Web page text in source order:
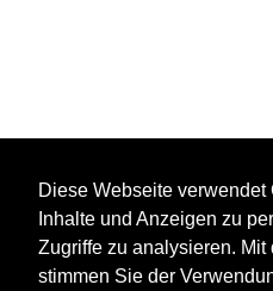
Diese Webseite verwendet
Inhalte und Anzeigen zu
Zugriffe zu analysieren. Mit
stimmen Sie der